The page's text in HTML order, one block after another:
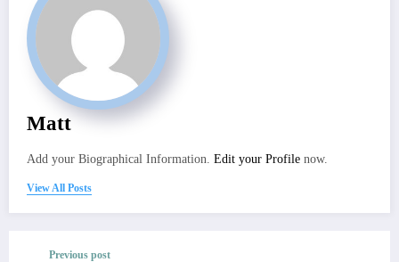
Matt
Add your Biographical Information. Edit your Profile now.
View All Posts
Previous post